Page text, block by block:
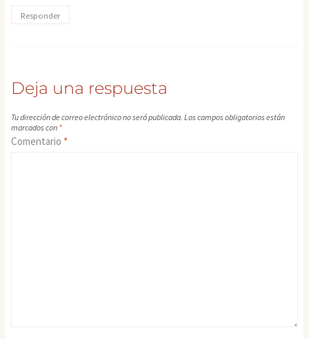
Responder
Deja una respuesta
Tu dirección de correo electrónico no será publicada. Los campos obligatorios están
marcados con *
Comentario *